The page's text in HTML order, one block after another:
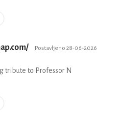
Postavljeno 28-06-2026
tribute to Professor N